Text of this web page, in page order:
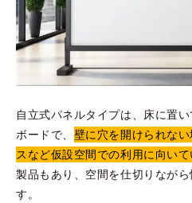
自立式パネルタイプは、床に置
ボードで、 壁に穴を開けられな
スなど仮設空間での利用に向いて
製品もあり、空間を仕切りなが
す。